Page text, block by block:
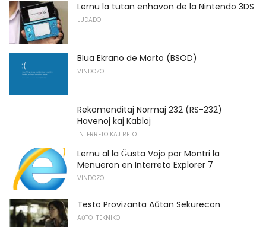
Lernu la tutan enhavon de la Nintendo 3DS
LUDADO
Blua Ekrano de Morto (BSOD)
VINDOZO
Rekomenditaj Normaj 232 (RS-232)
Havenoj kaj Kabloj
INTERRETO KAJ RETO
Lernu al la Ĝusta Vojo por Montri la
Menueron en Interreto Explorer 7
VINDOZO
Testo Provizanta Aŭtan Sekurecon
AŬTO-TEKNIKO